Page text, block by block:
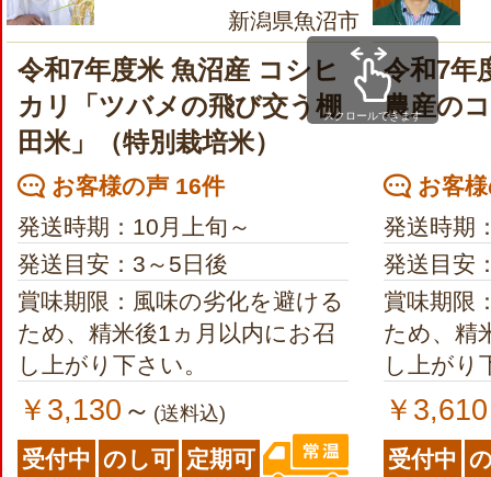
新潟県魚沼市
令和7年度米 魚沼産 コシヒ
カリ「ツバメの飛び交う棚
田米」（特別栽培米）
お客様の声 16件
発送時期：10月上旬～
発送目安：3～5日後
賞味期限：風味の劣化を避ける
ため、精米後1ヵ月以内にお召
し上がり下さい。
￥3,130 ～ (送料込)
受付中 のし可 定期可
令和7年
農産の
お客
発送時期
発送目安
賞味期限
ため、精
し上がり
￥3,610
受付中
スクロールできます